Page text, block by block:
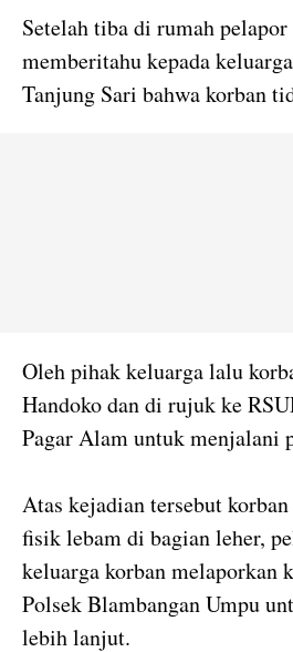
Setelah tiba di rumah
memberitahu kepada
Tanjung Sari bahwa korban
Oleh pihak keluarga lalu
Handoko dan di rujuk ke
Pagar Alam untuk menjalani
Atas kejadian tersebut
fisik lebam di bagian leher,
keluarga korban melaporkan
Polsek Blambangan Umpu
lebih lanjut.